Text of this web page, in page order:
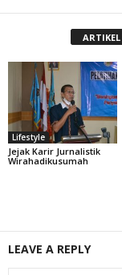
Lifestyle
Jejak Karir Jurnalistik
Wirahadikusumah
LEAVE A REPLY